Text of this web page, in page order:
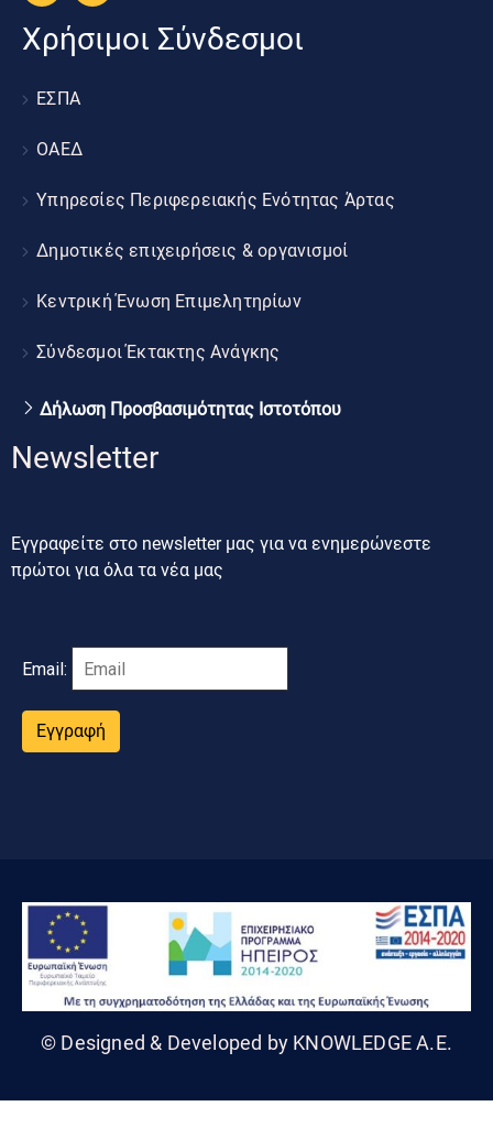
Χρήσιμοι Σύνδεσμοι
ΕΣΠΑ
ΟΑΕΔ
Υπηρεσίες Περιφερειακής Ενότητας Άρτας
Δημοτικές επιχειρήσεις & οργανισμοί
Κεντρική Ένωση Επιμελητηρίων
Σύνδεσμοι Έκτακτης Ανάγκης
Δήλωση Προσβασιμότητας Ιστοτόπου
Newsletter
Εγγραφείτε στο newsletter μας για να ενημερώνεστε
πρώτοι για όλα τα νέα μας
Email:
Εγγραφή
© Designed & Developed by KNOWLEDGE A.E.